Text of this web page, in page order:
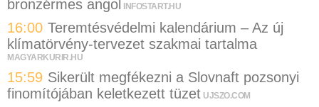
bronzérmes angol
INFOSTART.HU
16:00 Teremtésvédelmi kalendárium – Az új
klímatörvény-tervezet szakmai tartalma
MAGYARKURIR.HU
15:59 Sikerült megfékezni a Slovnaft pozsonyi
finomítójában keletkezett tüzet UJSZO.COM